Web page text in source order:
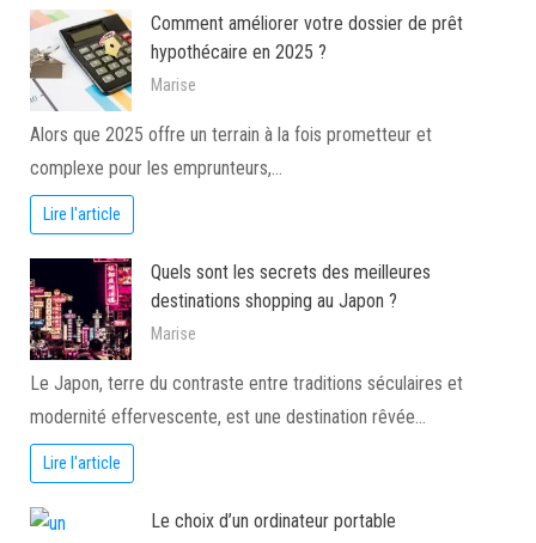
Comment améliorer votre dossier de prêt
hypothécaire en 2025 ?
Marise
Alors que 2025 offre un terrain à la fois prometteur et
complexe pour les emprunteurs,…
Lire l'article
Quels sont les secrets des meilleures
destinations shopping au Japon ?
Marise
Le Japon, terre du contraste entre traditions séculaires et
modernité effervescente, est une destination rêvée…
Lire l'article
Le choix d’un ordinateur portable